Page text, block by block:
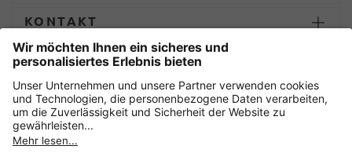
KONTAKT
ZAHLUNG UND LIEFERUNG
Sicher einkaufen mit